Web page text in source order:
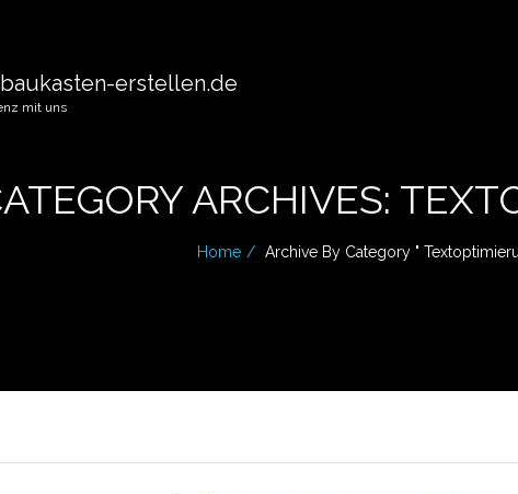
erstellen.de
mit uns
ARCHIVES:
Home Archive By Category "